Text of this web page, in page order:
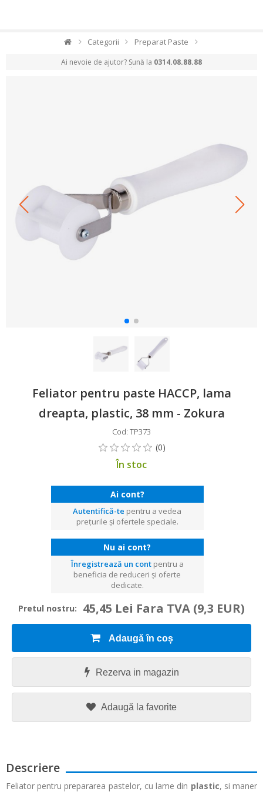
Categorii Preparat Paste
Ai nevoie de ajutor? Sună la 0314.08.88.88
Feliator pentru paste HACCP, lama
dreapta, plastic, 38 mm - Zokura
Cod: TP373
În stoc
Ai cont?
Autentifică-te pentru a vedea
prețurile și ofertele speciale.
Nu ai cont?
Înregistrează un contpentru a
beneficia de reduceri și oferte
dedicate.
Pretul nostru: 45,45 Lei Fara TVA (9,3 EUR)
Adaugă în coș
Rezerva in magazin
Adaugă la favorite
Descriere
Feliator pentru prepararea pastelor, cu lame din plastic, si maner